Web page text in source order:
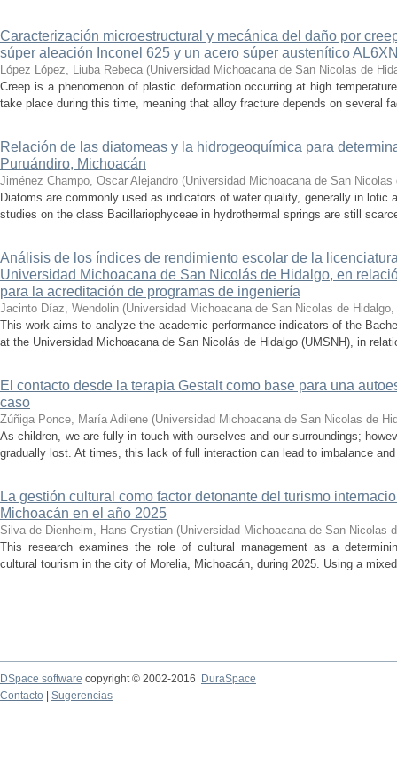
Caracterización microestructural y mecánica del daño por
súper aleación Inconel 625 y un acero súper austenítico
López López, Liuba Rebeca (Universidad Michoacana de San Nicolas de
Creep is a phenomenon of plastic deformation occurring at high
take place during this time, meaning that alloy fracture depends on several
Relación de las diatomeas y la hidrogeoquímica para
Puruándiro, Michoacán
Jiménez Champo, Oscar Alejandro (Universidad Michoacana de San Nicolas
Diatoms are commonly used as indicators of water quality, generally in
studies on the class Bacillariophyceae in hydrothermal springs are still
Análisis de los índices de rendimiento escolar de la
Universidad Michoacana de San Nicolás de Hidalgo, en
para la acreditación de programas de ingeniería
Jacinto Díaz, Wendolin (Universidad Michoacana de San Nicolas de Hidalgo,
This work aims to analyze the academic performance indicators of the
at the Universidad Michoacana de San Nicolás de Hidalgo (UMSNH), in
El contacto desde la terapia Gestalt como base para una
caso
Zúñiga Ponce, María Adilene (Universidad Michoacana de San Nicolas de
As children, we are fully in touch with ourselves and our surroundings;
gradually lost. At times, this lack of full interaction can lead to imbalance
La gestión cultural como factor detonante del turismo
Michoacán en el año 2025
Silva de Dienheim, Hans Crystian (Universidad Michoacana de San Nicolas
This research examines the role of cultural management as a
cultural tourism in the city of Morelia, Michoacán, during 2025. Using a
DSpace software copyright © 2002-2016
DuraSpace
Contacto
Sugerencias